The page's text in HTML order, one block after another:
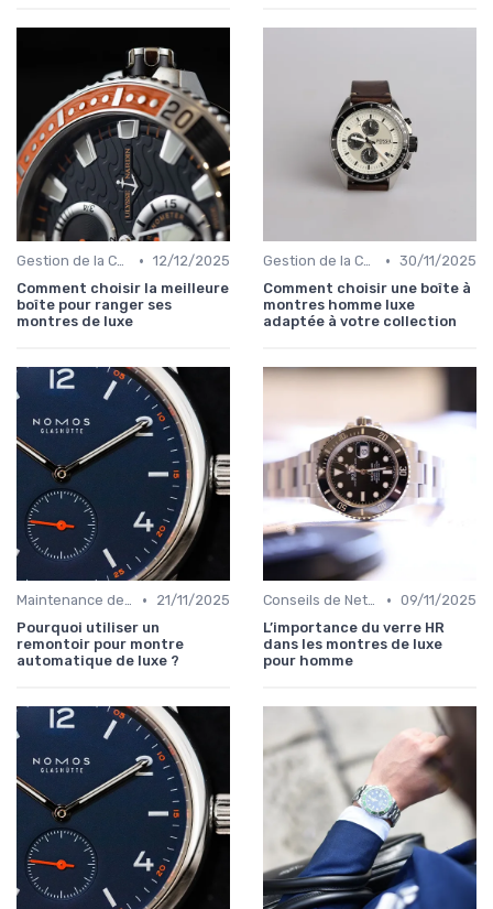
Gestion de la Collection de Montres • 12/12/2025
Comment choisir la meilleure
boîte pour ranger ses
montres de luxe
Gestion de la Collection de Montres • 30/11/2025
Comment choisir une boîte à
montres homme luxe
adaptée à votre collection
Maintenance des Montres de Luxe •
21/11/2025
Pourquoi utiliser un
remontoir pour montre
automatique de luxe ?
Conseils de Nettoyage et de Conservation • 09/11/2025
L’importance du verre HR
dans les montres de luxe
pour homme